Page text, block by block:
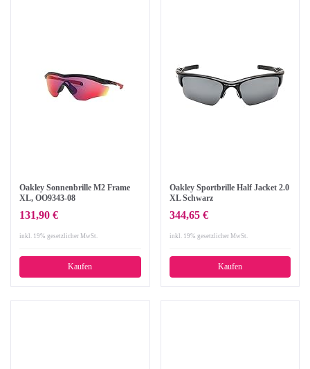
Oakley Sonnenbrille M2 Frame
XL, OO9343-08
131,90 €
inkl. 19% gesetzlicher MwSt.
Kaufen
Oakley Sportbrille Half Jacket 2.0
XL Schwarz
344,65 €
inkl. 19% gesetzlicher MwSt.
Kaufen